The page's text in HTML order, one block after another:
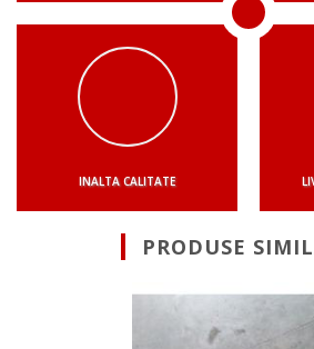
INALTA CALITATE
PRODUSE